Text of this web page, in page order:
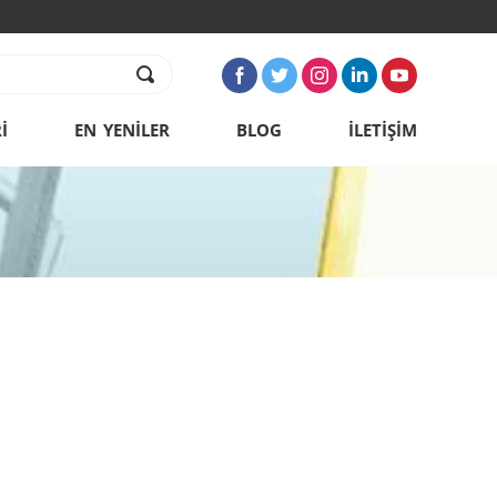
EN YENİLER BLOG İLETİŞİM